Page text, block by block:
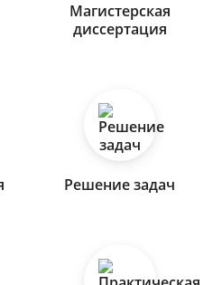
Магистерская
диссертация
Решение задач